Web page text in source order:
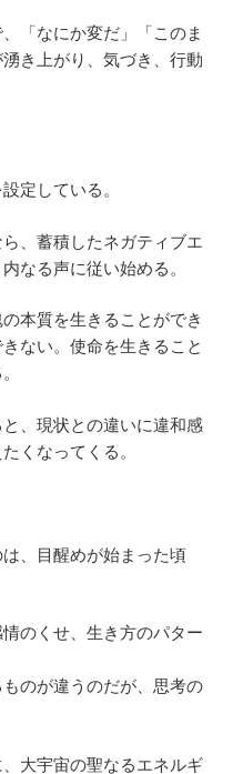
「なにか変だ」「このま
き上がり、気づき、行動
定している。
、蓄積したネガティブエ
なる声に従い始める。
本質を生きることができ
ない。使命を生きること
、現状との違いに違和感
くなってくる。
、目醒めが始まった頃
のくせ、生き方のパター
のが違うのだが、思考の
大宇宙の聖なるエネルギ